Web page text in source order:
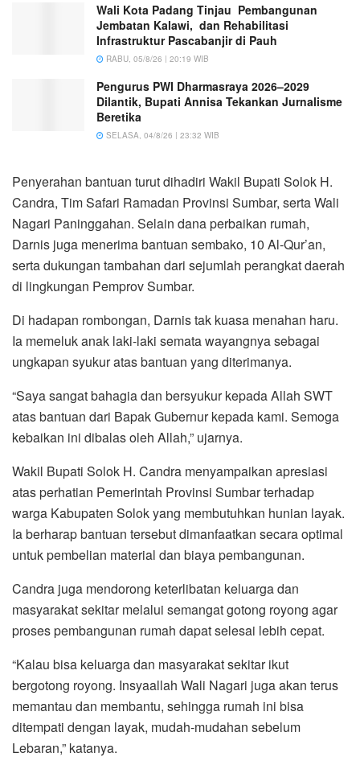
Wali Kota Padang Tinjau Pembangunan
Jembatan Kalawi, dan Rehabilitasi
Infrastruktur Pascabanjir di Pauh
RABU, 05/8/26 | 20:19 WIB
Pengurus PWI Dharmasraya 2026–2029
Dilantik, Bupati Annisa Tekankan Jurnalisme
Beretika
SELASA, 04/8/26 | 23:32 WIB
Penyerahan bantuan turut dihadiri Wakil Bupati Solok H.
Candra, Tim Safari Ramadan Provinsi Sumbar, serta Wali
Nagari Paninggahan. Selain dana perbaikan rumah,
Darnis juga menerima bantuan sembako, 10 Al-Qur’an,
serta dukungan tambahan dari sejumlah perangkat daerah
di lingkungan Pemprov Sumbar.
Di hadapan rombongan, Darnis tak kuasa menahan haru.
Ia memeluk anak laki-laki semata wayangnya sebagai
ungkapan syukur atas bantuan yang diterimanya.
“Saya sangat bahagia dan bersyukur kepada Allah SWT
atas bantuan dari Bapak Gubernur kepada kami. Semoga
kebaikan ini dibalas oleh Allah,” ujarnya.
Wakil Bupati Solok H. Candra menyampaikan apresiasi
atas perhatian Pemerintah Provinsi Sumbar terhadap
warga Kabupaten Solok yang membutuhkan hunian layak.
Ia berharap bantuan tersebut dimanfaatkan secara optimal
untuk pembelian material dan biaya pembangunan.
Candra juga mendorong keterlibatan keluarga dan
masyarakat sekitar melalui semangat gotong royong agar
proses pembangunan rumah dapat selesai lebih cepat.
“Kalau bisa keluarga dan masyarakat sekitar ikut
bergotong royong. Insyaallah Wali Nagari juga akan terus
memantau dan membantu, sehingga rumah ini bisa
ditempati dengan layak, mudah-mudahan sebelum
Lebaran,” katanya.